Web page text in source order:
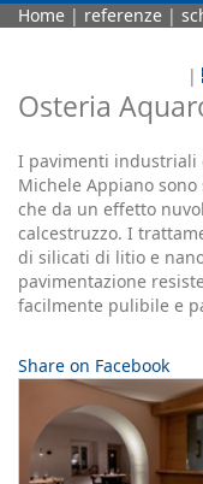
Home | referenze |
|
Osteria
I pavimenti industriali
Michele Appiano
che da un effetto
calcestruzzo. I
di silicati di litio e
pavimentazione
facilmente pulibile e
Share on Facebook